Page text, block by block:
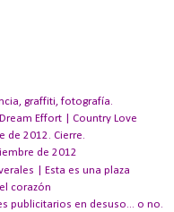
graffiti, fotografía.
Effort | Country Love
de 2012. Cierre.
de 2012
| Esta es una plaza
corazón
publicitarios en desuso... o no.